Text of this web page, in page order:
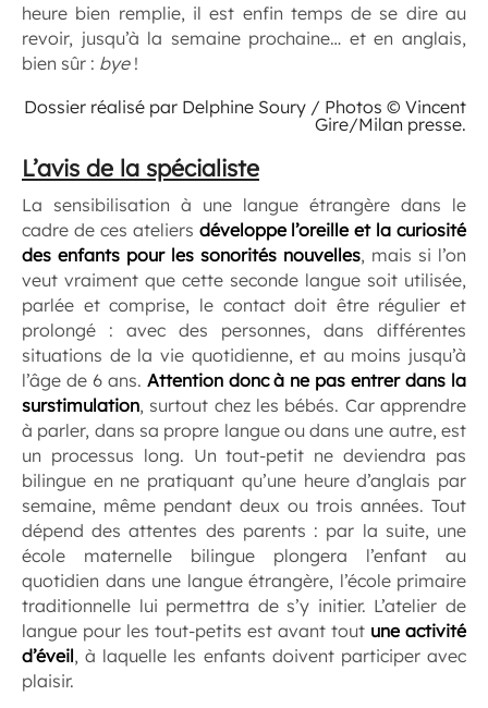
heure bien remplie, il est enfin temps de se dire au
revoir, jusqu’à la semaine prochaine… et en anglais,
bien sûr : bye!
Dossier réalisé par Delphine Soury / Photos © Vincent
Gire/Milan presse.
L’avis de la spécialiste
La sensibilisation à une langue étrangère dans le
cadre de ces ateliers développe l’oreille et la curiosité
des enfants pour les sonorités nouvelles, mais si l’on
veut vraiment que cette seconde langue soit utilisée,
parlée et comprise, le contact doit être régulier et
prolongé : avec des personnes, dans différentes
situations de la vie quotidienne, et au moins jusqu’à
l’âge de 6 ans. Attention donc à ne pas entrer dans la
surstimulation, surtout chez les bébés. Car apprendre
à parler, dans sa propre langue ou dans une autre, est
un processus long. Un tout-petit ne deviendra pas
bilingue en ne pratiquant qu’une heure d’anglais par
semaine, même pendant deux ou trois années. Tout
dépend des attentes des parents : par la suite, une
école maternelle bilingue plongera l’enfant au
quotidien dans une langue étrangère, l’école primaire
traditionnelle lui permettra de s’y initier. L’atelier de
langue pour les tout-petits est avant tout une activité
d’éveil, à laquelle les enfants doivent participer avec
plaisir.